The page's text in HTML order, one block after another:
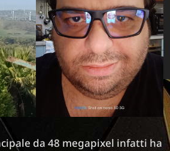
da 48 megapixel infatti ha